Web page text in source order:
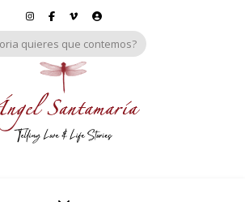
quieres que contemos?